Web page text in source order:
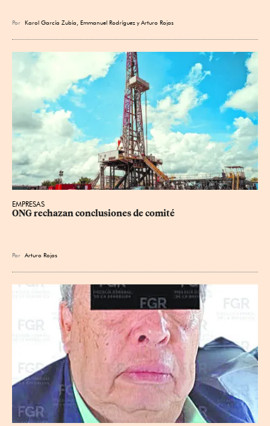
Por Karol García Zubía Emmanuel Rodríguez yArturo Rojas
EMPRESAS
ONG rechazan conclusiones de comité
Por Arturo Rojas